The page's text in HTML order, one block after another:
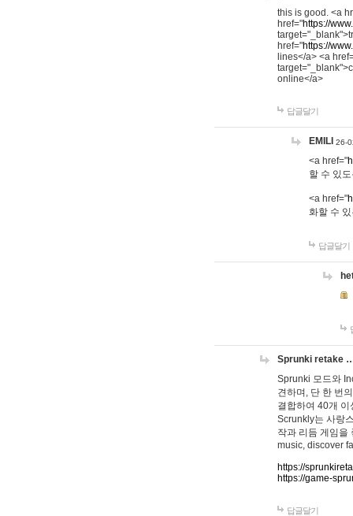
this is good. <a
href="https://
href="https://
lines</a> <a
online</a>
답글달기
EMILI 26-
<a href="
할 수 있
<a href="
화할 수
답글달기
Sprunki retake
Sprunki 모드와
견하며, 단 한 번
결합하여 40개
Scrunkly는 사랑
작과 리듬 게임을
music, discover
https://
https://game-
답글달기